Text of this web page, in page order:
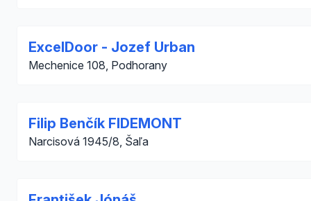
ExcelDoor - Jozef Urban
Mechenice 108, Podhorany
Filip Benčík FIDEMONT
Narcisová 1945/8, Šaľa